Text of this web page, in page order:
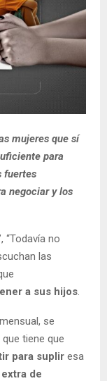
mujeres que sí
para
fuertes
negociar y los
“Todavía no
las
a sus hijos.
se
tiene que
para suplir esa
de